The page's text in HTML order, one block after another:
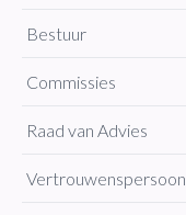
Bestuur
Commissies
Raad van Advies
Vertrouwenspersoon